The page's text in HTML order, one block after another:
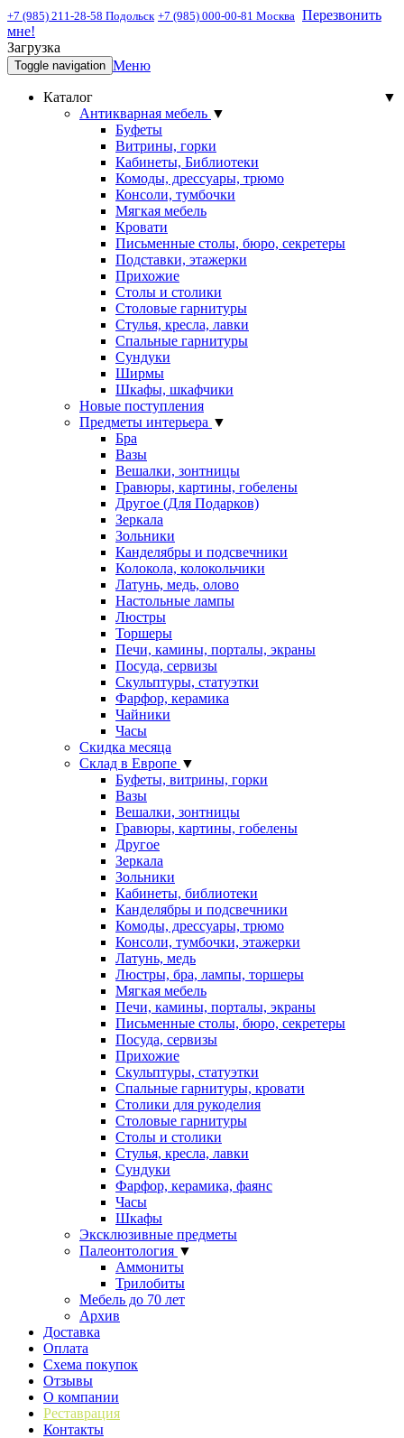
+7 (985) 211-28-58 Подольск +7 (985) 000-00-81 Москва Перезвонить
мне!
Загрузка
Toggle navigation Меню
Каталог
▼
Антикварная мебель ▼
Буфеты
Витрины, горки
Кабинеты, Библиотеки
Комоды, дрессуары, трюмо
Консоли, тумбочки
Мягкая мебель
Кровати
Письменные столы, бюро, секретеры
Подставки, этажерки
Прихожие
Столы и столики
Столовые гарнитуры
Стулья, кресла, лавки
Спальные гарнитуры
Сундуки
Ширмы
Шкафы, шкафчики
Новые поступления
Предметы интерьера ▼
Бра
Вазы
Вешалки, зонтницы
Гравюры, картины, гобелены
Другое (Для Подарков)
Зеркала
Зольники
Канделябры и подсвечники
Колокола, колокольчики
Латунь, медь, олово
Настольные лампы
Люстры
Торшеры
Печи, камины, порталы, экраны
Посуда, сервизы
Скульптуры, статуэтки
Фарфор, керамика
Чайники
Часы
Скидка месяца
Склад в Европе ▼
Буфеты, витрины, горки
Вазы
Вешалки, зонтницы
Гравюры, картины, гобелены
Другое
Зеркала
Зольники
Кабинеты, библиотеки
Канделябры и подсвечники
Комоды, дрессуары, трюмо
Консоли, тумбочки, этажерки
Латунь, медь
Люстры, бра, лампы, торшеры
Мягкая мебель
Печи, камины, порталы, экраны
Письменные столы, бюро, секретеры
Посуда, сервизы
Прихожие
Скульптуры, статуэтки
Спальные гарнитуры, кровати
Столики для рукоделия
Столовые гарнитуры
Столы и столики
Стулья, кресла, лавки
Сундуки
Фарфор, керамика, фаянс
Часы
Шкафы
Эксклюзивные предметы
Палеонтология ▼
Аммониты
Трилобиты
Мебель до 70 лет
Архив
Доставка
Оплата
Схема покупок
Отзывы
О компании
Реставрация
Контакты